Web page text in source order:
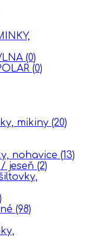
(0)
(0)
mikiny (20)
nohavice (13)
jeseň (2)
(98)